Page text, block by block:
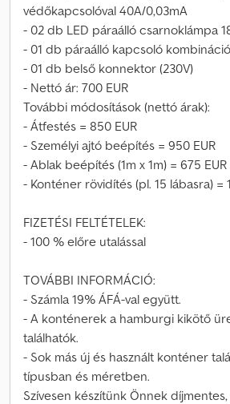
védőkapcsolóval 40A/0,03mA
- 02 db LED páraálló csarnoklámpa
- 01 db páraálló kapcsoló kombináció
- 01 db belső konnektor (230V)
- Nettó ár: 700 EUR
További módosítások (nettó árak):
- Átfestés = 850 EUR
- Személyi ajtó beépítés = 950 EUR
- Ablak beépítés (1m x 1m) = 675 EUR
- Konténer rövidítés (pl. 15 lábasra) =
FIZETÉSI FELTÉTELEK:
- 100 % előre utalással
TOVÁBBI INFORMÁCIÓ:
- Számla 19% ÁFÁ-val együtt.
- A konténerek a hamburgi kikötő
találhatók.
- Sok más új és használt konténer
típusban és méretben.
Szívesen készítünk Önnek